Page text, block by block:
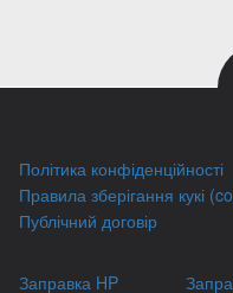
Політика конфіденційності
Правила зберігання кукі
Публічний договір
Заправка HP